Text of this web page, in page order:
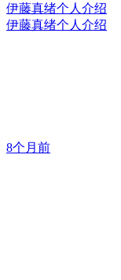
伊藤真绪个人介绍
伊藤真绪个人介绍
8个月前